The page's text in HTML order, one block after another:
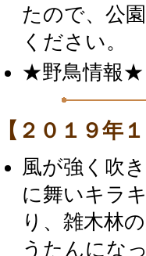
たので、公
ください。
★野鳥情報★
【２０１９年
風が強く吹
に舞いキラ
り、雑木林
うたんにな